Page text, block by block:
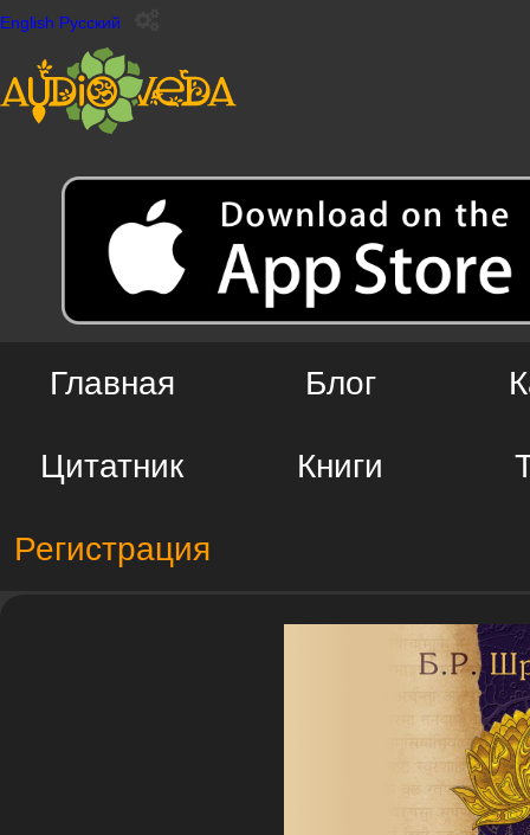
English Русский
Главная Блог
Цитатник Книги
Регистрация